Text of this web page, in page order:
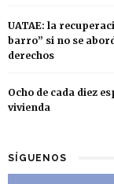
UATAE: la
barro” si no se
derechos
Ocho de cada diez
vivienda
SÍGUENOS